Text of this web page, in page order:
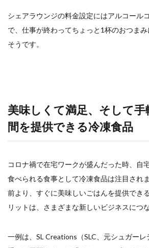
シェアラウンジの料金設定にはアルコール
で、仕事が終わってちょっと1杯のおつま
そうです。
美味しくて満足、そして
間を提供できる冷凍食品
コロナ禍で在宅ワークが盛んだった時、自
食べられる食事として冷凍食品は注目され
前より、すぐに美味しいごはんを提供でき
リットは、さまざまな新しいビジネスにつ
一例は、SL Creations（SLC、元シュガー